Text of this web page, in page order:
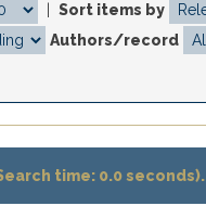
Sort items by
Authors/record
time: 0.0 seconds).